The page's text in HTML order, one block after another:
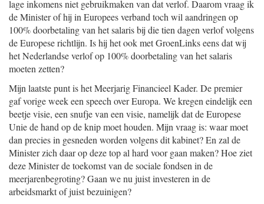
lage inkomens niet gebruikmaken van dat verlof. Daarom vraag ik
de Minister of hij in Europees verband toch wil aandringen op
100% doorbetaling van het salaris bij die tien dagen verlof volgens
de Europese richtlijn. Is hij het ook met GroenLinks eens dat wij
het Nederlandse verlof op 100% doorbetaling van het salaris
moeten zetten?
Mijn laatste punt is het Meerjarig Financieel Kader. De premier
gaf vorige week een speech over Europa. We kregen eindelijk een
beetje visie, een snufje van een visie, namelijk dat de Europese
Unie de hand op de knip moet houden. Mijn vraag is: waar moet
dan precies in gesneden worden volgens dit kabinet? En zal de
Minister zich daar op deze top al hard voor gaan maken? Hoe ziet
deze Minister de toekomst van de sociale fondsen in de
meerjarenbegroting? Gaan we nu juist investeren in de
arbeidsmarkt of juist bezuinigen?